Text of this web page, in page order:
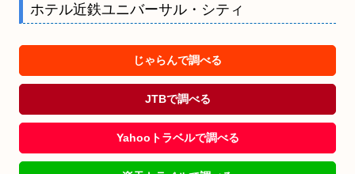
ホテル近鉄ユニバーサル・シティ
じゃらんで調べる
JTBで調べる
Yahooトラベルで調べる